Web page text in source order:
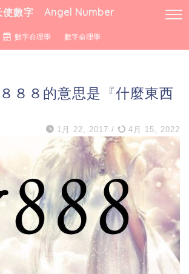
使數字 Angel Number
數字命理學 數字命理學
８８的意思是『什麼東西
1月 22, 2017 / 4月 15, 2022